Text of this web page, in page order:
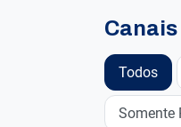
Todos
Somente